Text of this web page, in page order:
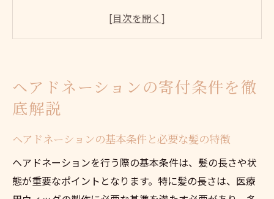
髪の長さや状態が寄付条件に与える影響と
東京でカット代無料のヘアドネーション事
情
背景
ヘアドネーションで迷惑にならないマナー
とは
ヘアドネーションの寄付条件を徹
底解説
ヘアドネーションの基本条件と必要な髪の特徴
ヘアドネーションを行う際の基本条件は、髪の長さや状
態が重要なポイントとなります。特に髪の長さは、医療